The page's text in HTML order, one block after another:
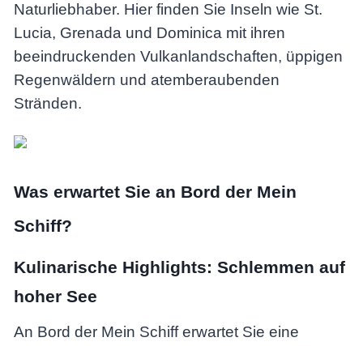
Naturliebhaber. Hier finden Sie Inseln wie St.
Lucia, Grenada und Dominica mit ihren
beeindruckenden Vulkanlandschaften, üppigen
Regenwäldern und atemberaubenden
Stränden.
Was erwartet Sie an Bord der Mein
Schiff?
Kulinarische Highlights: Schlemmen auf
hoher See
An Bord der Mein Schiff erwartet Sie eine